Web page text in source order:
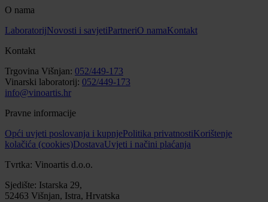
O nama
LaboratorijNovosti i savjetiPartneriO namaKontakt
Kontakt
Trgovina Višnjan: 052/449-173
Vinarski laboratorij: 052/449-173
info@vinoartis.hr
Pravne informacije
Opći uvjeti poslovanja i kupnjePolitika privatnostiKorištenje
kolačića (cookies)DostavaUvjeti i načini plaćanja
Tvrtka: Vinoartis d.o.o.
Sjedište: Istarska 29,
52463 Višnjan, Istra, Hrvatska